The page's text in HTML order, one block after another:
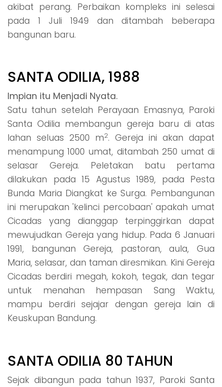
akibat perang. Perbaikan kompleks ini selesai
pada 1 Juli 1949 dan ditambah beberapa
bangunan baru.
SANTA ODILIA, 1988
Impian itu Menjadi Nyata.
Satu tahun setelah Perayaan Emasnya, Paroki
Santa Odilia membangun gereja baru di atas
lahan seluas 2500 m2. Gereja ini akan dapat
menampung 1000 umat, ditambah 250 umat di
selasar Gereja. Peletakan batu pertama
dilakukan pada 15 Agustus 1989, pada Pesta
Bunda Maria Diangkat ke Surga. Pembangunan
ini merupakan 'kelinci percobaan' apakah umat
Cicadas yang dianggap terpinggirkan dapat
mewujudkan Gereja yang hidup. Pada 6 Januari
1991, bangunan Gereja, pastoran, aula, Gua
Maria, selasar, dan taman diresmikan. Kini Gereja
Cicadas berdiri megah, kokoh, tegak, dan tegar
untuk menahan hempasan Sang Waktu,
mampu berdiri sejajar dengan gereja lain di
Keuskupan Bandung.
SANTA ODILIA 80 TAHUN
Sejak dibangun pada tahun 1937, Paroki Santa